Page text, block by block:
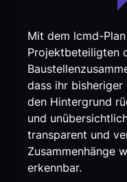
Mit dem lcmd-
Projektbeteiligten
dass ihr
den Hintergrund
und
transparent und
Zusammenhänge
erkennbar.